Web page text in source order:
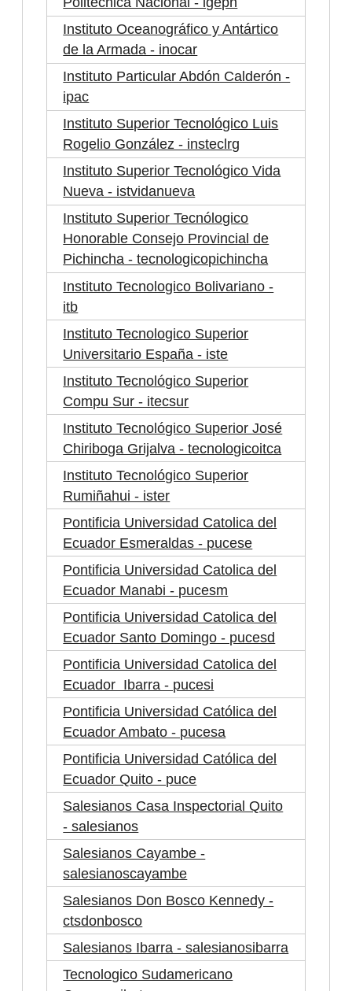
Instituto Oceanográfico y Antártico
de la Armada - inocar
Instituto Particular Abdón Calderón -
ipac
Instituto Superior Tecnológico Luis
Rogelio González - insteclrg
Instituto Superior Tecnológico Vida
Nueva - istvidanueva
Instituto Superior Tecnólogico
Honorable Consejo Provincial de
Pichincha - tecnologicopichincha
Instituto Tecnologico Bolivariano -
itb
Instituto Tecnologico Superior
Universitario España - iste
Instituto Tecnológico Superior
Compu Sur - itecsur
Instituto Tecnológico Superior José
Chiriboga Grijalva - tecnologicoitca
Instituto Tecnológico Superior
Rumiñahui - ister
Pontificia Universidad Catolica del
Ecuador Esmeraldas - pucese
Pontificia Universidad Catolica del
Ecuador Manabi - pucesm
Pontificia Universidad Catolica del
Ecuador Santo Domingo - pucesd
Pontificia Universidad Catolica del
Ecuador Ibarra - pucesi
Pontificia Universidad Católica del
Ecuador Ambato - pucesa
Pontificia Universidad Católica del
Ecuador Quito - puce
Salesianos Casa Inspectorial Quito
- salesianos
Salesianos Cayambe -
salesianoscayambe
Salesianos Don Bosco Kennedy -
ctsdonbosco
Salesianos Ibarra - salesianosibarra
Tecnologico Sudamericano